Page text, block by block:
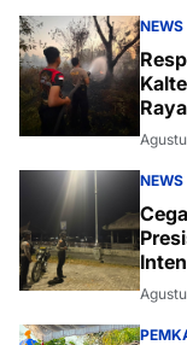
NEWS
Raya
NEWS